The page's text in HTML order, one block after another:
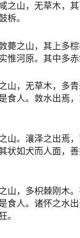
之山，无草木，
柝。
薨之山，其上多
惟河原。其中多
山，无草木，多
食人。敦水出焉
山。瀼泽之出焉
状如犬而人面，
山，多枳棘刚木
食人。诸怀之水
。